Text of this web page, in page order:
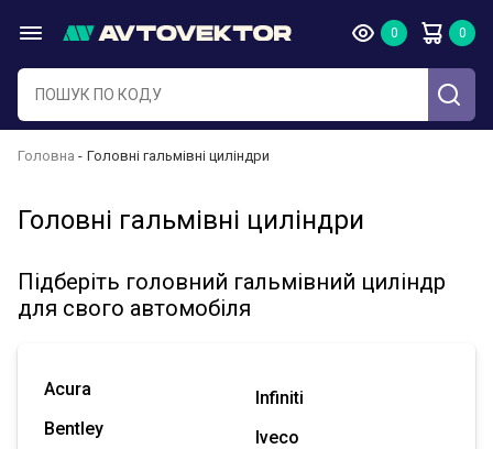
Головна Головні гальмівні циліндри
Головні гальмівні циліндри
Підберіть головний гальмівний циліндр
для свого автомобіля
Acura
Bentley
Infiniti
Iveco